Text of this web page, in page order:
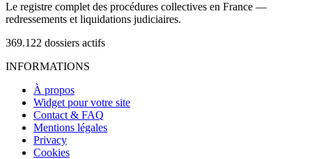
Le registre complet des procédures collectives en France —
redressements et liquidations judiciaires.
369.122 dossiers actifs
INFORMATIONS
À propos
Widget pour votre site
Contact & FAQ
Mentions légales
Privacy
Cookies